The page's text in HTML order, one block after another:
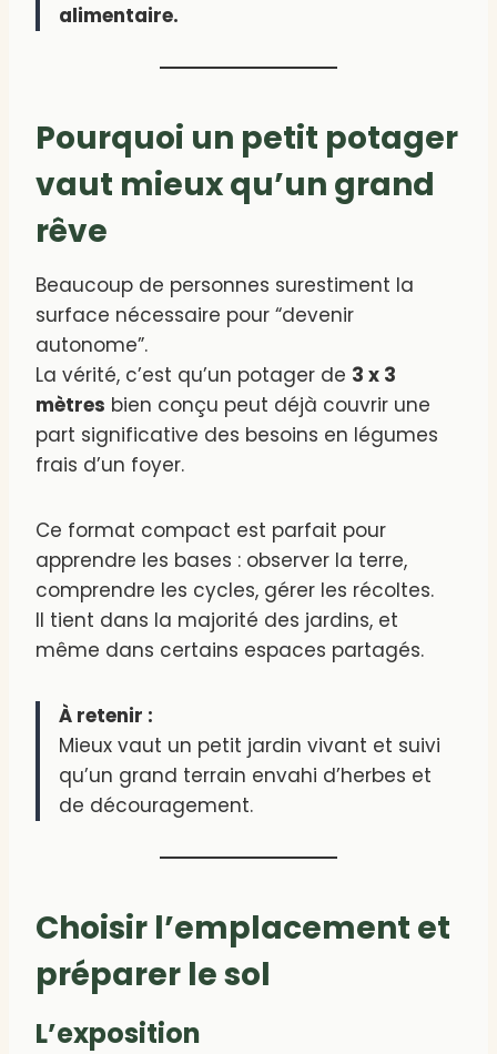
alimentaire.
Pourquoi un petit potager
vaut mieux qu’un grand
rêve
Beaucoup de personnes surestiment la
surface nécessaire pour “devenir
autonome”.
La vérité, c’est qu’un potager de 3 x 3
mètres bien conçu peut déjà couvrir une
part significative des besoins en légumes
frais d’un foyer.
Ce format compact est parfait pour
apprendre les bases : observer la terre,
comprendre les cycles, gérer les récoltes.
Il tient dans la majorité des jardins, et
même dans certains espaces partagés.
À retenir :
Mieux vaut un petit jardin vivant et suivi
qu’un grand terrain envahi d’herbes et
de découragement.
Choisir l’emplacement et
préparer le sol
L’exposition